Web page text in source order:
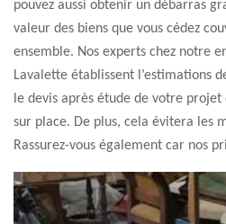
pouvez aussi obtenir un débarras
valeur des biens que vous cédez
ensemble. Nos experts chez notre
Lavalette établissent l’estimations
le devis après étude de votre
sur place. De plus, cela évitera les
Rassurez-vous également car nos